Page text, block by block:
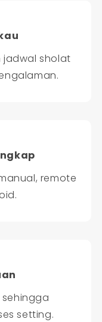
jadwal sholat
remote
setting.